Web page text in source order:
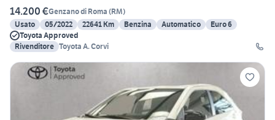
14.200 €Genzano di Roma (RM)
Usato
05/2022 22641 Km Benzina Automatico
Euro 6
Toyota Approved
Rivenditore Toyota A. Corvi